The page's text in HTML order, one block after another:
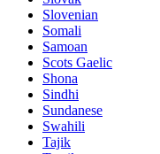
Slovenian
Somali
Samoan
Scots Gaelic
Shona
Sindhi
Sundanese
Swahili
Tajik